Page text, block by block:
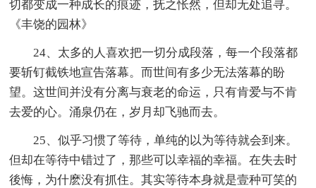
切都变成一种成长的痕迹，抚之怅然，但却无处追寻。
《丰饶的园林》
24、太多的人喜欢把一切分成段落，每一个段落都
要斩钉截铁地宣告落幕。而世间有多少无法落幕的盼
望。这世间并没有分离与衰老的命运，只有肯爱与不肯
去爱的心。涌泉仍在，岁月却飞驰而去。
25、似乎习惯了等待，单纯的以为等待就会到来。
但却在等待中错过了，那些可以幸福的幸福。在失去时
後悔，为什麽没有抓住。其实等待本身就是壹种可笑的